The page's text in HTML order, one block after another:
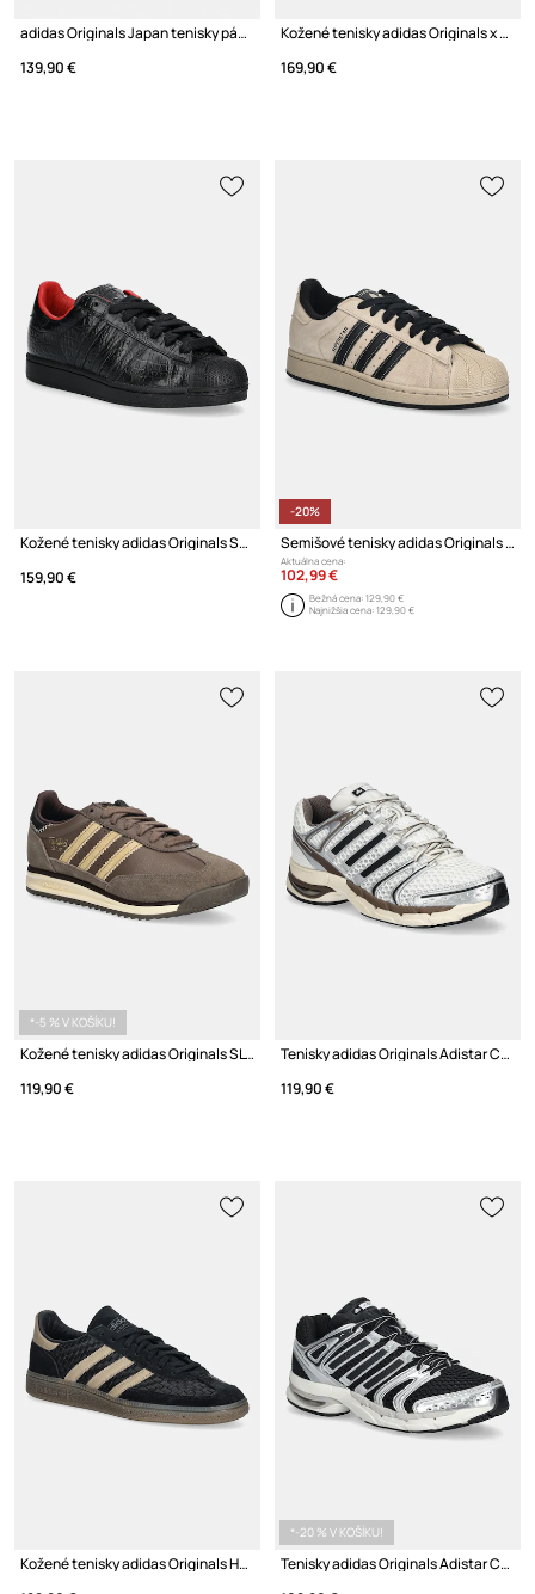
adidas Originals Japan tenisky pánske semišové
139,90 €
Kožené tenisky adidas Originals x WILLY CHAVARRIA JABBAR LO
169,90 €
Kožené tenisky adidas Originals Superstar II
159,90 €
-20%
Semišové tenisky adidas Originals Superstar II
Aktuálna cena:
102,99 €
Bežná cena:129,90 €
Najnižšia cena:129,90 €
*-5 % V KOŠÍKU!
Kožené tenisky adidas Originals SL 72 RS
119,90 €
Tenisky adidas Originals Adistar Control 5
119,90 €
Kožené tenisky adidas Originals Handball Spezial
*-20 % V KOŠÍKU!
Tenisky adidas Originals Adistar Control 5